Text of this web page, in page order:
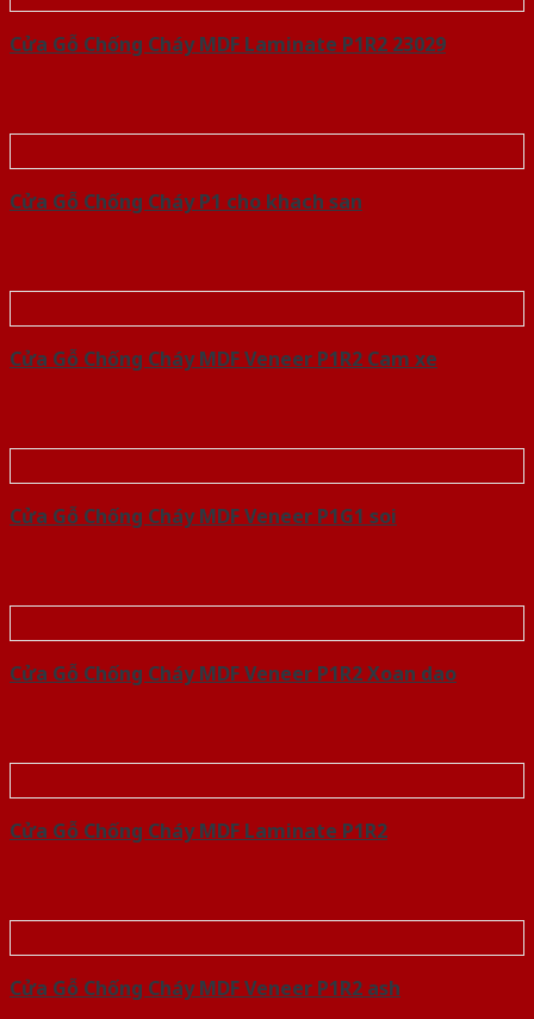
Cửa Gỗ Chống Cháy MDF Laminate P1R2 23029
Cửa Gỗ Chống Cháy P1 cho khach san
Cửa Gỗ Chống Cháy MDF Veneer P1R2 Cam xe
Cửa Gỗ Chống Cháy MDF Veneer P1G1 soi
Cửa Gỗ Chống Cháy MDF Veneer P1R2 Xoan dao
Cửa Gỗ Chống Cháy MDF Laminate P1R2
Cửa Gỗ Chống Cháy MDF Veneer P1R2 ash